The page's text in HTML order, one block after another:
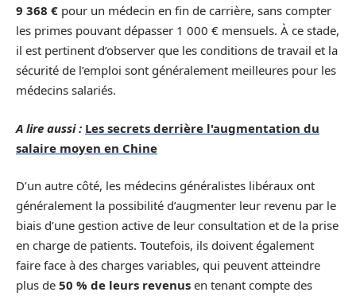
9 368 € pour un médecin en fin de carrière, sans compter
les primes pouvant dépasser 1 000 € mensuels. À ce stade,
il est pertinent d’observer que les conditions de travail et la
sécurité de l’emploi sont généralement meilleures pour les
médecins salariés.
A lire aussi : Les secrets derrière l'augmentation du
salaire moyen en Chine
D’un autre côté, les médecins généralistes libéraux ont
généralement la possibilité d’augmenter leur revenu par le
biais d’une gestion active de leur consultation et de la prise
en charge de patients. Toutefois, ils doivent également
faire face à des charges variables, qui peuvent atteindre
plus de 50 % de leurs revenus en tenant compte des